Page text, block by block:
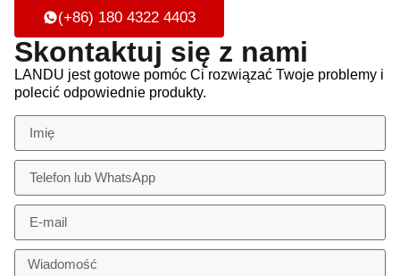
(+86) 180 4322 4403
Skontaktuj się z nami
LANDU jest gotowe pomóc Ci rozwiązać Twoje problemy i
polecić odpowiednie produkty.